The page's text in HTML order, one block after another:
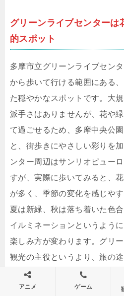
グリーンライブセンターは
的スポット
多摩市立グリーンライブセン
から歩いて行ける範囲にある
た穏やかなスポットです。大
派手さはありませんが、花や
て過ごせるため、多摩中央公
と、街歩きにやさしい彩りを
ンター周辺はサンリオピュー
すが、実際に歩いてみると、
が多く、季節の変化を感じや
夏は新緑、秋は落ち着いた色
イルミネーションというよう
楽しみ方が変わります。グリ
観光の主役というより、旅の
です。
アニメ ゲーム